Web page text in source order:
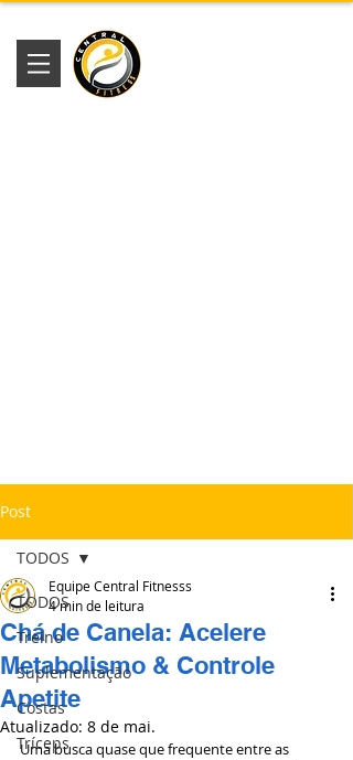
Post
TODOS
Treino
Suplementação
Costas
Tríceps
TODOS
Chá de Canela: Acelere
Metabolismo & Controle
Apetite
Equipe Central Fitnesss
4 min de leitura
Atualizado: 8 de mai.
Uma busca quase que frequente entre as